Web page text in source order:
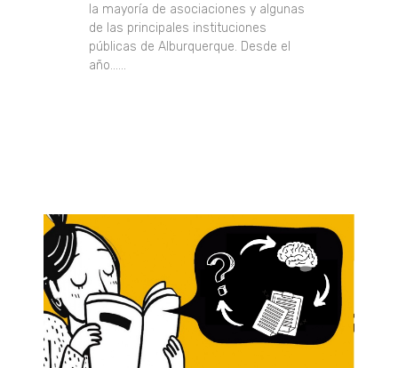
la mayoría de asociaciones y algunas
de las principales instituciones
públicas de Alburquerque. Desde el
año......